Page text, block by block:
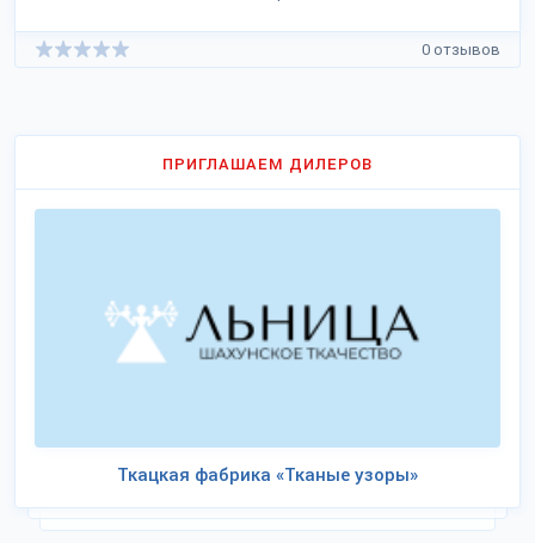
0 отзывов
ПРИГЛАШАЕМ ДИЛЕРОВ
Ткацкая фабрика «Тканые узоры»